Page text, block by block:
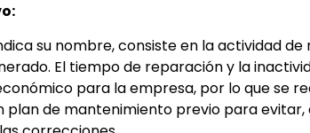
su nombre, consiste en la actividad
El tiempo de reparación y la
para la empresa, por lo que se
plan de mantenimiento previo para evitar,